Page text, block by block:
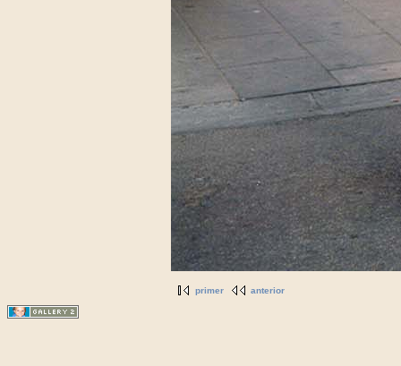
primer anterior